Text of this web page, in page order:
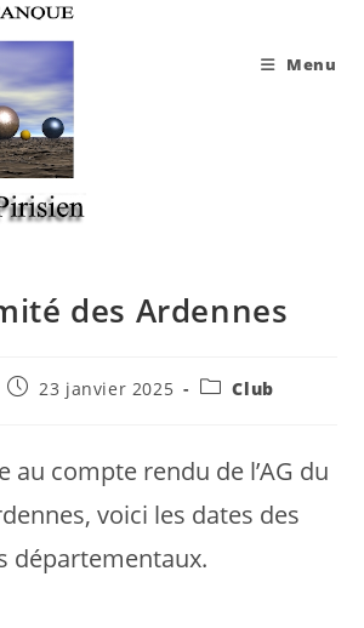
Menu
des Ardennes
Publication
23 janvier 2025
PostClub
au compte rendu de l’AG du
voici les dates des
départementaux.